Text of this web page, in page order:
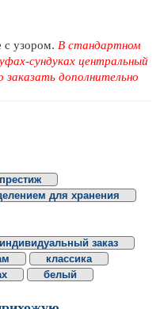
с узором. В стандартном
сундуках центральный
дополнительно
престиж
для хранения
индивидуальный заказ
классика
белый